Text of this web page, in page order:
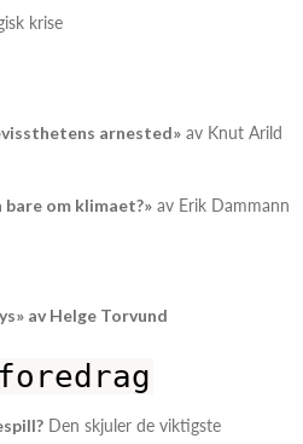
krise
arnested» av Knut Arild
om klimaet?» av Erik Dammann
av Helge Torvund
Den skjuler de viktigste